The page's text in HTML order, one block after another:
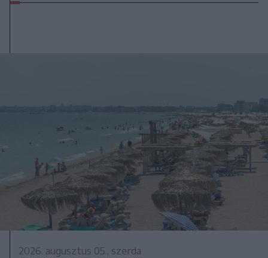
2026. augusztus 05., szerda